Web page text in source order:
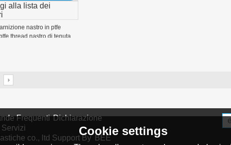
alla lista dei
nastro in ptfe
thread nastro di tenuta
Frequenti Dichiarazione
co., ltd Support By BEE
Cookie settings